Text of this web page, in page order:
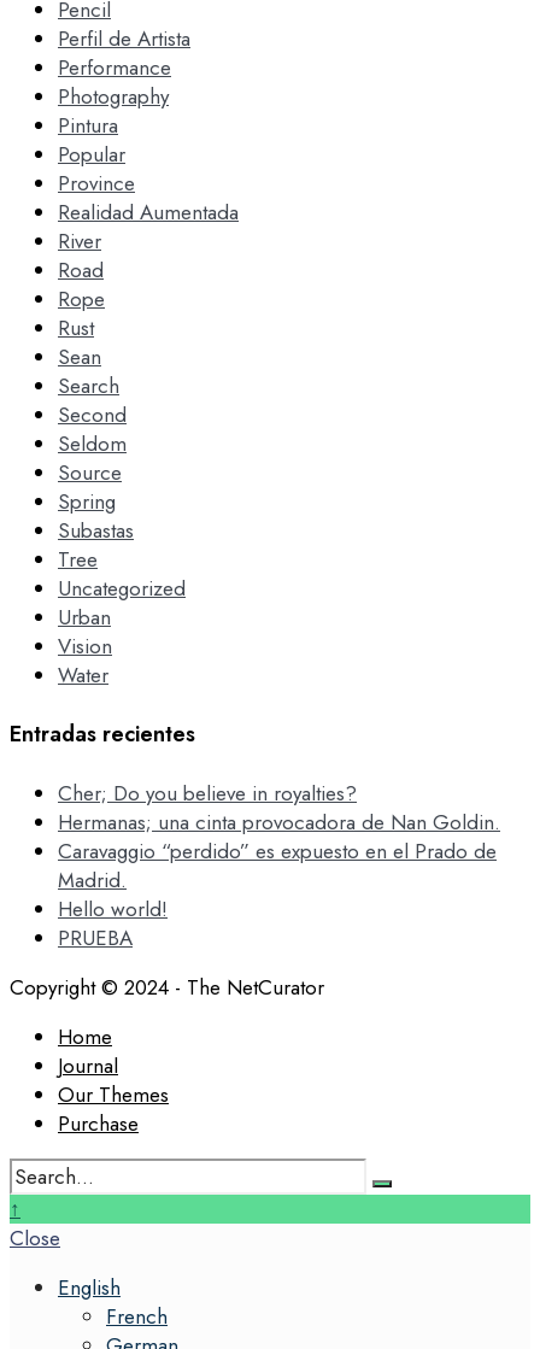
Pencil
Perfil de Artista
Performance
Photography
Pintura
Popular
Province
Realidad Aumentada
River
Road
Rope
Rust
Sean
Search
Second
Seldom
Source
Spring
Subastas
Tree
Uncategorized
Urban
Vision
Water
Entradas recientes
Cher; Do you believe in royalties?
Hermanas; una cinta provocadora de Nan Goldin.
Caravaggio “perdido” es expuesto en el Prado de
Madrid.
Hello world!
PRUEBA
Copyright © 2024 - The NetCurator
Home
Journal
Our Themes
Purchase
Search
for:
Close
Search
↑
Close
English
French